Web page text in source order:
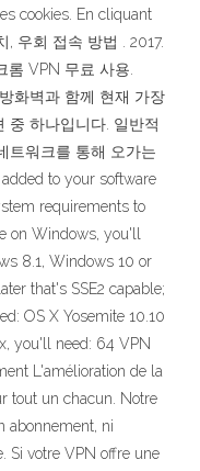
cookies. En cliquant
, 우회 접속 방법 . 2017.
롬 VPN 무료 사용.
화벽과 함께 현재 가장
중 하나입니다. 일반적
트워크를 통해 오가는
to your software
requirements to
on Windows, you'll
8.1, Windows 10 or
that's SSE2 capable;
OS X Yosemite 10.10
you'll need: 64 VPN
L'amélioration de la
tout un chacun. Notre
abonnement, ni
Si votre VPN offre une